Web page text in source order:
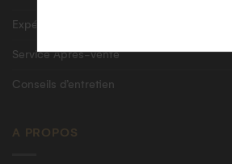
Expédition & livraison sécurisée
Service Après-Vente
Conseils d’entretien
A PROPOS